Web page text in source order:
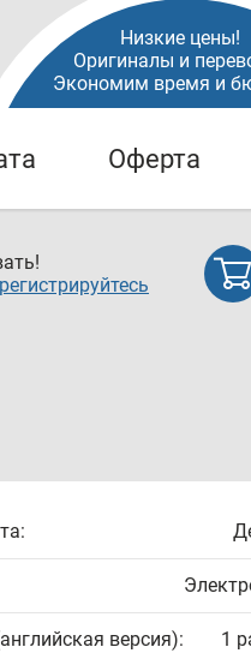
Низкие цены!
Оригиналы и
Экономим время и
Оферта
версия): 1